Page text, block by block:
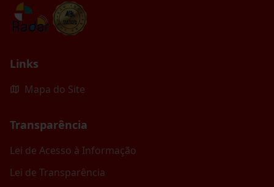
Links
Mapa do Site
Transparência
Lei de Acesso à Informação
Lei de Transparência